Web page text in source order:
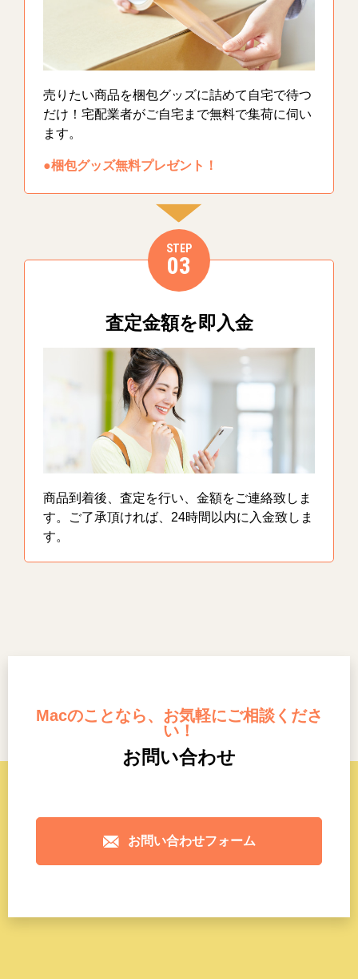
売りたい商品を梱包グッズに詰めて自宅で待つ
だけ！宅配業者がご自宅まで無料で集荷に伺い
ます。
●梱包グッズ無料プレゼント！
STEP
03
査定金額を即入金
商品到着後、査定を行い、金額をご連絡致しま
す。ご了承頂ければ、24時間以内に入金致しま
す。
Macのことなら、お気軽にご相談くださ
い！
お問い合わせ
お問い合わせフォーム